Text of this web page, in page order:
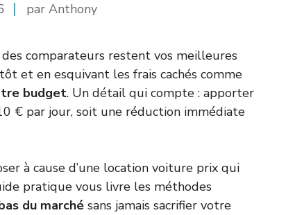
par Anthony
des comparateurs restent vos meilleures
et en esquivant les frais cachés comme
budget. Un détail qui compte : apporter
€ par jour, soit une réduction immédiate
à cause d’une location voiture prix qui
pratique vous livre les méthodes
du marché sans jamais sacrifier votre